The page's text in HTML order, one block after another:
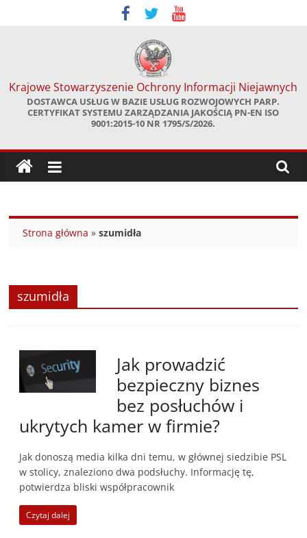
to
Krajowe Stowarzyszenie Ochrony Informacji Niejawnych
DOSTAWCA USŁUG W BAZIE USŁUG ROZWOJOWYCH PARP.
CERTYFIKAT SYSTEMU ZARZĄDZANIA JAKOŚCIĄ PN-EN ISO
9001:2015-10 NR 1795/S/2026.
Strona główna »szumidła
szumidła
Jak prowadzić
bezpieczny biznes
bez posłuchów i
ukrytych kamer w firmie?
Jak donoszą media kilka dni temu, w głównej siedzibie PSL
w stolicy, znaleziono dwa podsłuchy. Informację tę,
potwierdza bliski współpracownik
Czytaj dalej